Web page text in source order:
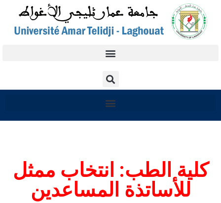
كلية الطب: انتخاب ممثل
للأساتذة المساعدين